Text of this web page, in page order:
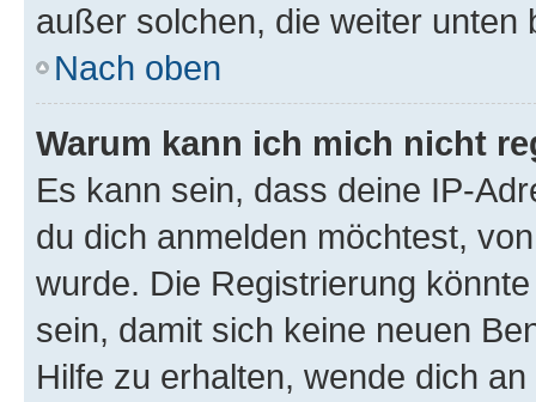
außer solchen, die weiter unten
Nach oben
Warum kann ich mich nicht
Es kann sein, dass deine IP-
du dich anmelden möchtest,
wurde. Die Registrierung
sein, damit sich keine neuen
Hilfe zu erhalten, wende dich